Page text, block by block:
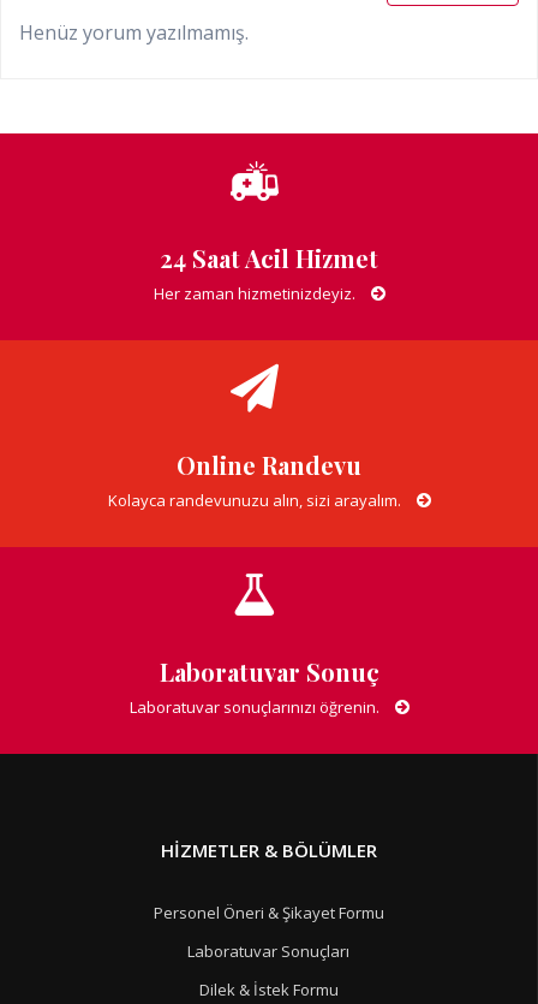
Henüz yorum yazılmamış.
24 Saat Acil Hizmet
Her zaman hizmetinizdeyiz.
Online Randevu
Kolayca randevunuzu alın, sizi arayalım.
Laboratuvar Sonuç
Laboratuvar sonuçlarınızı öğrenin.
HIZMETLER & BÖLÜMLER
Personel Öneri & Şikayet Formu
Laboratuvar Sonuçları
Dilek & İstek Formu